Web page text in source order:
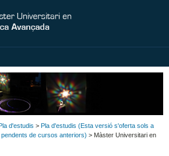
d'estudis > Pla d'estudis (Esta versió s'oferta sols a
de cursos anteriors) > Màster Universitari en